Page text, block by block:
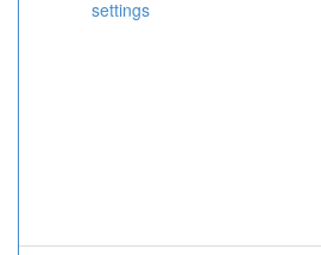
settings